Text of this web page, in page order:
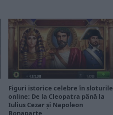
Figuri istorice celebre în sloturile
online: De la Cleopatra până la
Iulius Cezar și Napoleon
Bonaparte